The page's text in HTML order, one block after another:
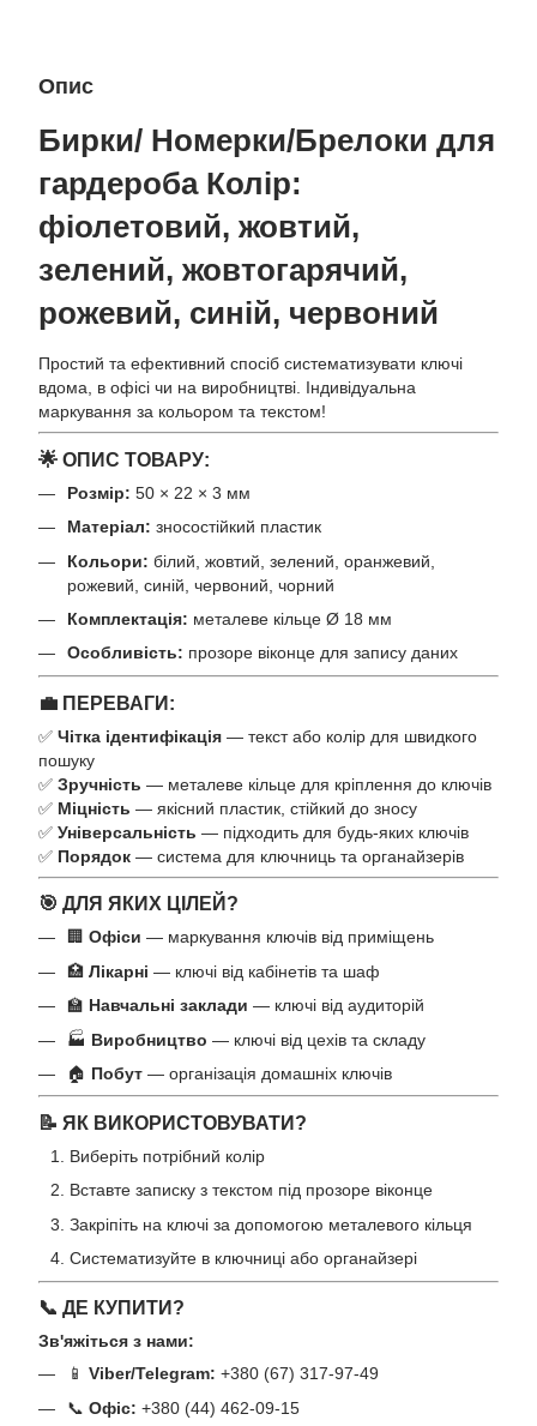
Опис
Бирки/ Номерки/Брелоки для
гардероба Колір:
фіолетовий, жовтий,
зелений, жовтогарячий,
рожевий, синій, червоний
Простий та ефективний спосіб систематизувати ключі
вдома, в офісі чи на виробництві. Індивідуальна
маркування за кольором та текстом!
🌟 ОПИС ТОВАРУ:
Розмір: 50 × 22 × 3 мм
Матеріал: зносостійкий пластик
Кольори: білий, жовтий, зелений, оранжевий,
рожевий, синій, червоний, чорний
Комплектація: металеве кільце Ø 18 мм
Особливість: прозоре віконце для запису даних
💼 ПЕРЕВАГИ:
✅ Чітка ідентифікація — текст або колір для швидкого
пошуку
✅ Зручність — металеве кільце для кріплення до ключів
✅ Міцність — якісний пластик, стійкий до зносу
✅ Універсальність — підходить для будь-яких ключів
✅ Порядок — система для ключниць та органайзерів
🎯 ДЛЯ ЯКИХ ЦІЛЕЙ?
🏢 Офіси — маркування ключів від приміщень
🏥 Лікарні — ключі від кабінетів та шаф
🏫 Навчальні заклади — ключі від аудиторій
🏭 Виробництво — ключі від цехів та складу
🏠 Побут — організація домашніх ключів
📝 ЯК ВИКОРИСТОВУВАТИ?
Виберіть потрібний колір
Вставте записку з текстом під прозоре віконце
Закріпіть на ключі за допомогою металевого кільця
Систематизуйте в ключниці або органайзері
📞 ДЕ КУПИТИ?
Зв'яжіться з нами:
📱 Viber/Telegram: +380 (67) 317-97-49
📞 Офіс: +380 (44) 462-09-15